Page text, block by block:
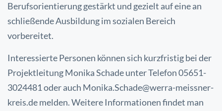
Berufsorientierung gestärkt und gezielt auf eine an
schließende Ausbildung im sozialen Bereich
vorbereitet.
Interessierte Personen können sich kurzfristig bei der
Projektleitung Monika Schade unter Telefon 05651-
3024481 oder auch Monika.Schade@werra-meissner-
kreis.de melden. Weitere Informationen findet man